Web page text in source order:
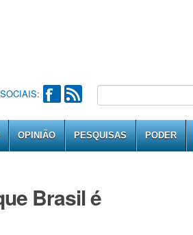
OPINIÃO PESQUISAS PODER
Brasil é